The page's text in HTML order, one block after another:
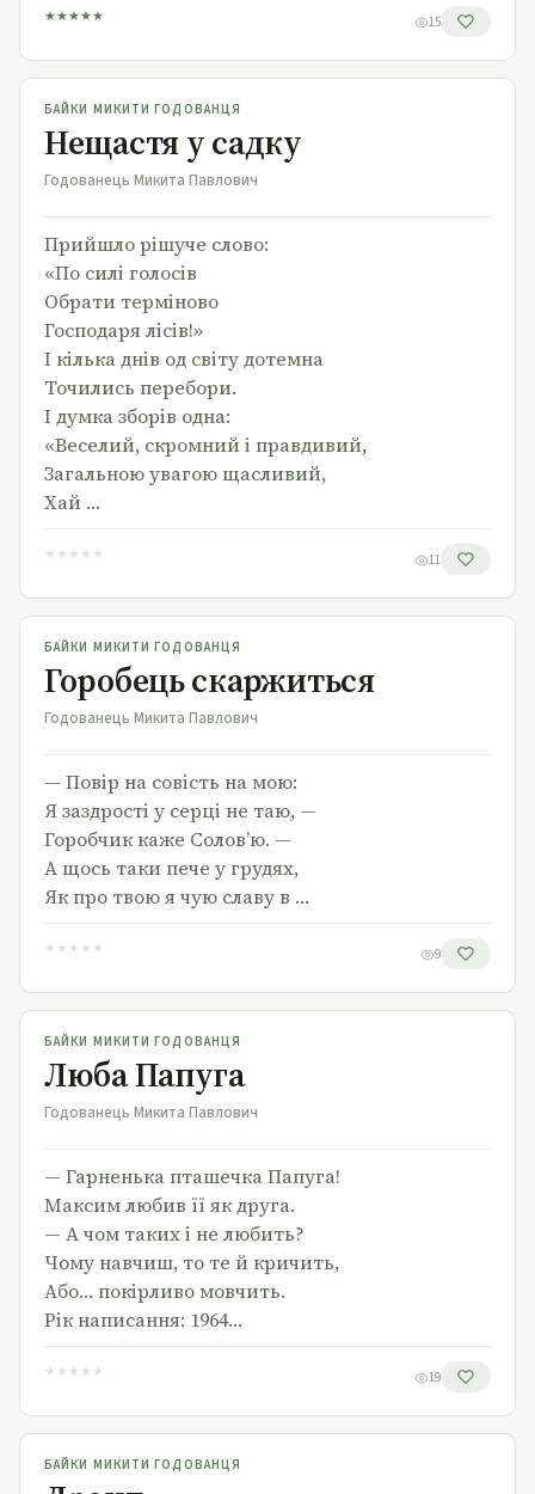
★★★★★ 15
Нещастя у садку
БАЙКИ МИКИТИ ГОДОВАНЦЯ
Нещастя у садку
Годованець Микита Павлович
Прийшло рішуче слово:
«По силі голосів
Обрати терміново
Господаря лісів!»
І кілька днів од світу дотемна
Точились перебори.
І думка зборів одна:
«Веселий, скромний і правдивий,
Загальною увагою щасливий,
Хай …
★ ★ ★ ★ ★ 11
Горобець скаржиться
БАЙКИ МИКИТИ ГОДОВАНЦЯ
Горобець скаржиться
Годованець Микита Павлович
— Повір на совість на мою:
Я заздрості у серці не таю, —
Горобчик каже Солов’ю. —
А щось таки пече у грудях,
Як про твою я чую славу в …
★ ★ ★ ★ ★ 9
Люба Папуга
БАЙКИ МИКИТИ ГОДОВАНЦЯ
Люба Папуга
Годованець Микита Павлович
— Гарненька пташечка Папуга!
Максим любив її як друга.
— А чом таких і не любить?
Чому навчиш, то те й кричить,
Або… покірливо мовчить.
Рік написання: 1964…
★ ★ ★ ★ ★ 19
Дронт
БАЙКИ МИКИТИ ГОДОВАНЦЯ